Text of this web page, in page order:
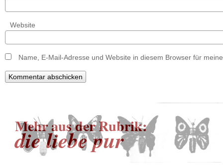
Website
Name, E-Mail-Adresse und Website in diesem Browser für
Mehr aus der Rubrik:
die liebe pur